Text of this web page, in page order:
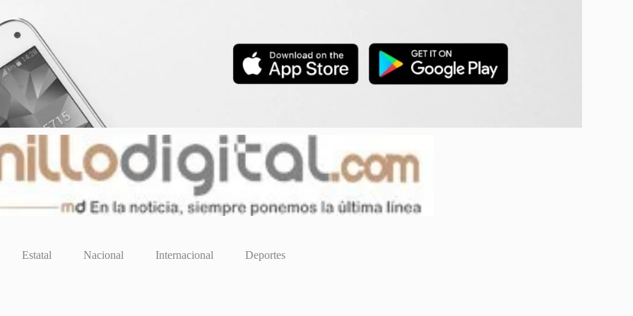
Estatal Nacional Internacional Deportes